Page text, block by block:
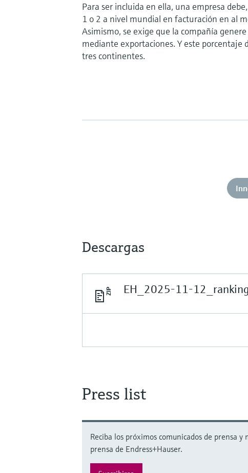
Para ser incluida en ella, una empresa
1 o 2 a nivel mundial en facturación en al
Asimismo, se exige que la compañía
mediante exportaciones. Y este porcentaje
tres continentes.
Descargas
EH_2025-11-
Press list
Reciba los próximos comunicados de prensa
prensa de Endress+Hauser.